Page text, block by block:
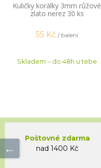
Kuličky korálky 3mm růžové
zlato nerez 30 ks
55 Kč / balení
Skladem – do 48h u tebe
Poštovné zdarma
nad 1400 Kč